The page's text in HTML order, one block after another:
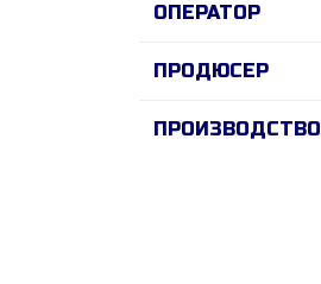
ОПЕРАТОР
ПРОДЮСЕР
ПРОИЗВОДСТВО